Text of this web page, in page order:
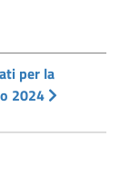
per la
2024